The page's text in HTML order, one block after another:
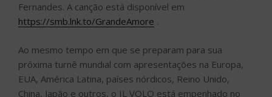
Fernandes. A canção está disponível em
https://smb.lnk.to/GrandeAmore .
Ao mesmo tempo em que se preparam para sua
próxima turnê mundial com apresentações na Europa,
EUA, América Latina, países nórdicos, Reino Unido,
China, Japão e outros, o IL VOLO está empenhado no